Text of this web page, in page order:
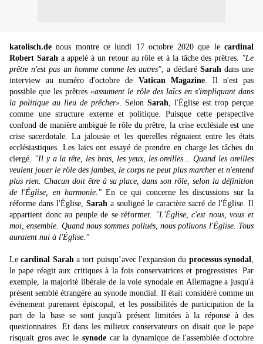
katolisch.de nous montre ce lundi 17 octobre 2020 que le cardinal
Robert Saraha appelé à un retour au rôle et à la tâche des prêtres. "Le
prêtre n'est pas un homme comme les autres", a déclaré Sarahdans une
interview au numéro d'octobre de Vatican Magazine. Il n'est pas
possible que les prêtres«assument le rôle des laïcs en s'impliquant dans
la politique au lieu de prêcher». SelonSarah, l'Église est trop perçue
comme une structure externe et politique. Puisque cette perspective
confond de manière ambiguë le rôle du prêtre, la crise ecclésiale est une
crise sacerdotale. La jalousie et les querelles régnaient entre les états
ecclésiastiques. Les laïcs ont essayé de prendre en charge les tâches du
clergé. "Il y a la tête, les bras, les yeux, les oreilles... Quand les oreilles
veulent jouer le rôle des jambes, le corps ne peut plus marcher et n'entend
plus rien. Chacun doit être à sa place, dans son rôle, selon la définition
de l'Église, en harmonie." En ce qui concerne les discussions sur la
réforme dans l'Église, Sarah a souligné le caractère sacré de l'Église. Il
appartient donc au peuple de se réformer. "L'Église, c'est nous, vous et
moi, ensemble. Quand nous sommes pollués, nous polluons l'Église. Tous
auraient nui à l'Église."
Lecardinal Saraha tort puisqu’avec l'expansion du processus synodal,
le pape réagit aux critiques à la fois conservatrices et progressistes. Par
exemple, la majorité libérale de la voie synodale en Allemagne a jusqu'à
présent semblé étrangère au synode mondial. Il était considéré comme un
événement purement épiscopal, et les possibilités de participation de la
part de la base se sont jusqu'à présent limitées à la réponse à des
questionnaires. Et dans les milieux conservateurs on disait que le pape
risquait gros avec le synodecar la dynamique de l'assemblée d'octobre